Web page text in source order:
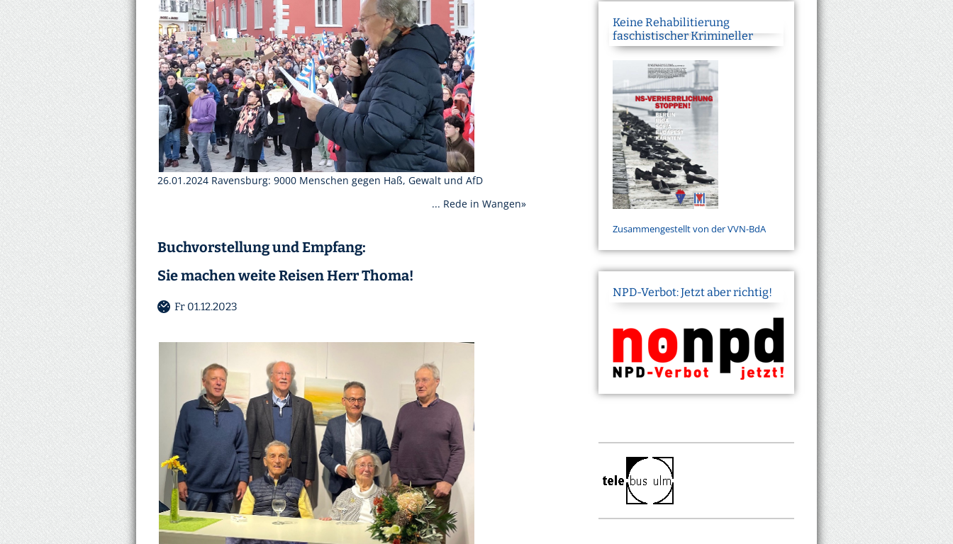
26.01.2024 Ravensburg: 9000 Menschen gegen Haß, Gewalt und AfD
... Rede in Wangen»
Buchvorstellung und Empfang:
Sie machen weite Reisen Herr Thoma!
Fr 01.12.2023
Keine Rehabilitierung
faschistischer Krimineller
Zusammengestellt von der VVN-BdA
NPD-Verbot: Jetzt aber richtig!